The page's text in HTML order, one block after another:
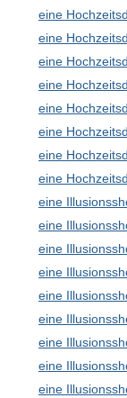
eine
eine
eine
eine
eine
eine
eine
eine
eine
eine
eine
eine
eine
eine
eine
eine
eine